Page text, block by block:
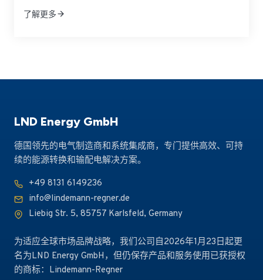
片老化、密封胶失效和油液管理不足所带来的漏油风险
了解更多
LND Energy GmbH
德国领先的电气制造商和系统集成商，专门提供高效、可持
续的能源转换和输配电解决方案。
+49 8131 6149236
info@lindemann-regner.de
Liebig Str. 5, 85757 Karlsfeld, Germany
为适应全球市场品牌战略，我们公司自2026年1月23日起更
名为LND Energy GmbH，但仍保存产品和服务使用已获授权
的商标：Lindemann-Regner